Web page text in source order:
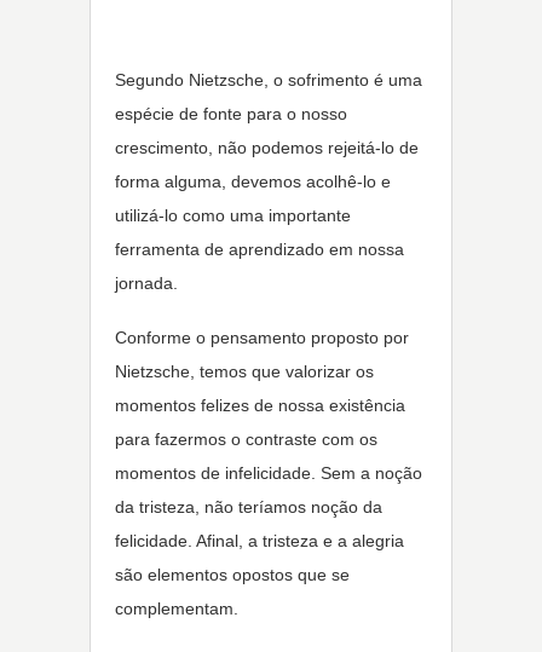
Segundo Nietzsche, o sofrimento é uma
espécie de fonte para o nosso
crescimento, não podemos rejeitá-lo de
forma alguma, devemos acolhê-lo e
utilizá-lo como uma importante
ferramenta de aprendizado em nossa
jornada.
Conforme o pensamento proposto por
Nietzsche, temos que valorizar os
momentos felizes de nossa existência
para fazermos o contraste com os
momentos de infelicidade. Sem a noção
da tristeza, não teríamos noção da
felicidade. Afinal, a tristeza e a alegria
são elementos opostos que se
complementam.